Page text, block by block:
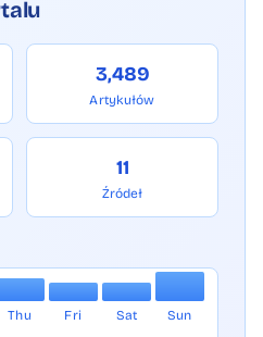
tempa i wymusi
liczba
znacznie więcej
gracza
w każdej
3,489
Artykułów
11
Źródeł
Thu Fri Sat Sun